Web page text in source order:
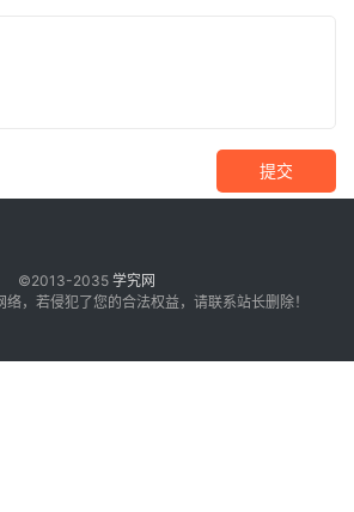
提交
©2013-2035 学究网
，若侵犯了您的合法权益，请联系站长删除！